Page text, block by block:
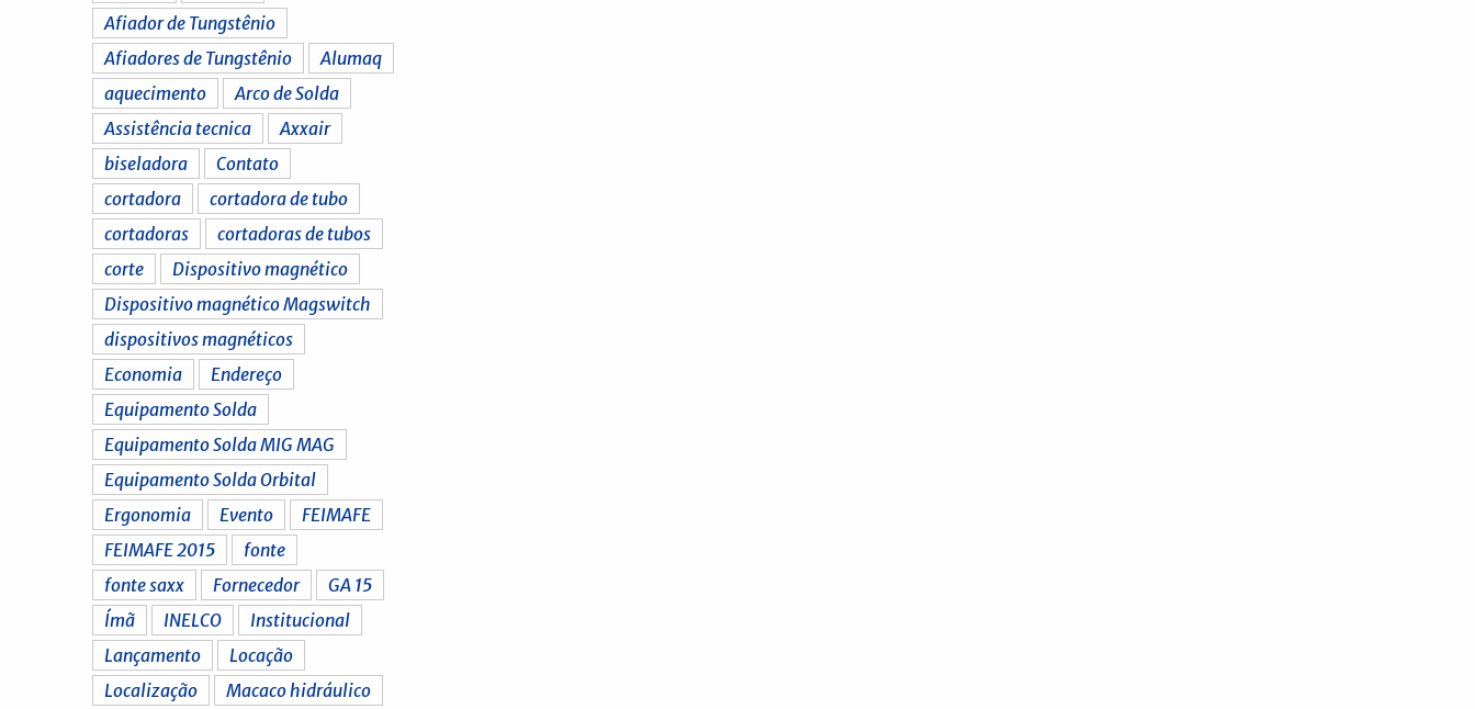
Afiador de Tungstênio
Afiadores de Tungstênio
Alumaq
aquecimento
Arco de Solda
Assistência tecnica
Axxair
biseladora
Contato
cortadora
cortadora de tubo
cortadoras
cortadoras de tubos
corte
Dispositivo magnético
Dispositivo magnético Magswitch
dispositivos magnéticos
Economia
Endereço
Equipamento Solda
Equipamento Solda MIG MAG
Equipamento Solda Orbital
Ergonomia
Evento
FEIMAFE
FEIMAFE 2015
fonte
fonte saxx
Fornecedor
GA 15
Ímã
INELCO
Institucional
Lançamento
Locação
Localização
Macaco hidráulico